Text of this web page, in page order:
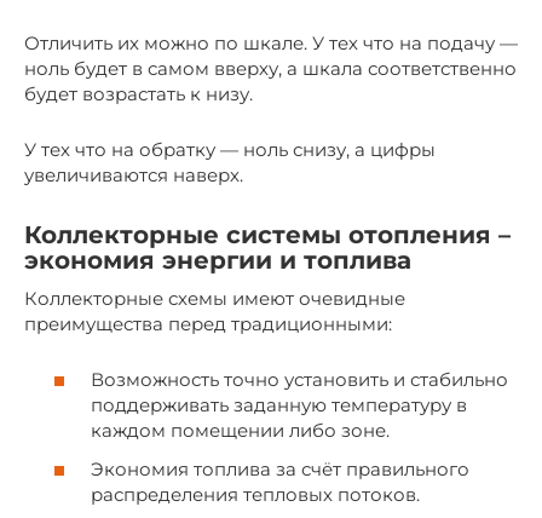
Отличить их можно по шкале. У тех что на подачу —
ноль будет в самом вверху, а шкала соответственно
будет возрастать к низу.
У тех что на обратку — ноль снизу, а цифры
увеличиваются наверх.
Коллекторные системы отопления –
экономия энергии и топлива
Коллекторные схемы имеют очевидные
преимущества перед традиционными:
Возможность точно установить и стабильно
поддерживать заданную температуру в
каждом помещении либо зоне.
Экономия топлива за счёт правильного
распределения тепловых потоков.